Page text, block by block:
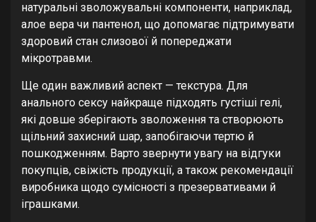
натуральні зволожувальні компоненти, наприклад,
алое вера чи пантенол, що допомагає підтримувати
здоровий стан слизової й попереджати
мікротравми.
Ще один важливий аспект — текстура. Для
анального сексу найкраще підходять густіші гелі,
які довше зберігають зволоження та створюють
щільний захисний шар, запобігаючи тертю й
пошкодженням. Варто звернути увагу на відгуки
покупців, свіжість продукції, а також рекомендації
виробника щодо сумісності з презервативами й
іграшками.